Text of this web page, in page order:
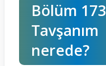
Bölüm 173
Tavşanım
nerede?